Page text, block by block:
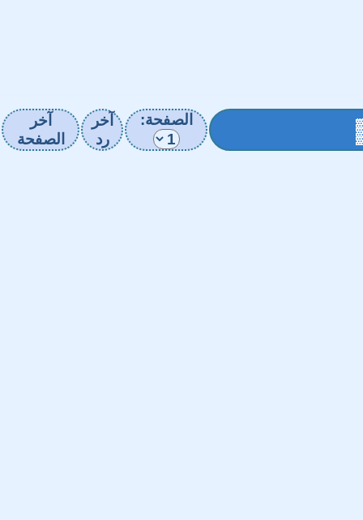
الصفحة:
آخر
رد
آخر
الصفحة